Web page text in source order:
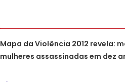
Mapa da Violência 2012 revela:
mulheres assassinadas em dez